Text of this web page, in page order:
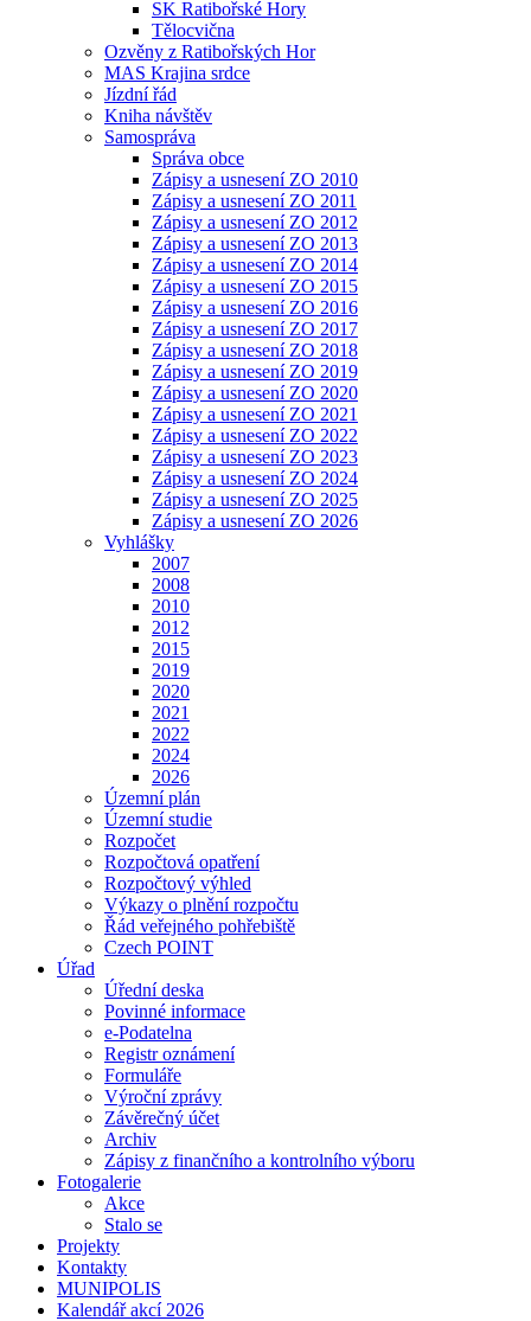
SK Ratibořské Hory
Tělocvična
Ozvěny z Ratibořských Hor
MAS Krajina srdce
Jízdní řád
Kniha návštěv
Samospráva
Správa obce
Zápisy a usnesení ZO 2010
Zápisy a usnesení ZO 2011
Zápisy a usnesení ZO 2012
Zápisy a usnesení ZO 2013
Zápisy a usnesení ZO 2014
Zápisy a usnesení ZO 2015
Zápisy a usnesení ZO 2016
Zápisy a usnesení ZO 2017
Zápisy a usnesení ZO 2018
Zápisy a usnesení ZO 2019
Zápisy a usnesení ZO 2020
Zápisy a usnesení ZO 2021
Zápisy a usnesení ZO 2022
Zápisy a usnesení ZO 2023
Zápisy a usnesení ZO 2024
Zápisy a usnesení ZO 2025
Zápisy a usnesení ZO 2026
Vyhlášky
2007
2008
2010
2012
2015
2019
2020
2021
2022
2024
2026
Územní plán
Územní studie
Rozpočet
Rozpočtová opatření
Rozpočtový výhled
Výkazy o plnění rozpočtu
Řád veřejného pohřebiště
Czech POINT
Úřad
Úřední deska
Povinné informace
e-Podatelna
Registr oznámení
Formuláře
Výroční zprávy
Závěrečný účet
Archiv
Zápisy z finančního a kontrolního výboru
Fotogalerie
Akce
Stalo se
Projekty
Kontakty
MUNIPOLIS
Kalendář akcí 2026